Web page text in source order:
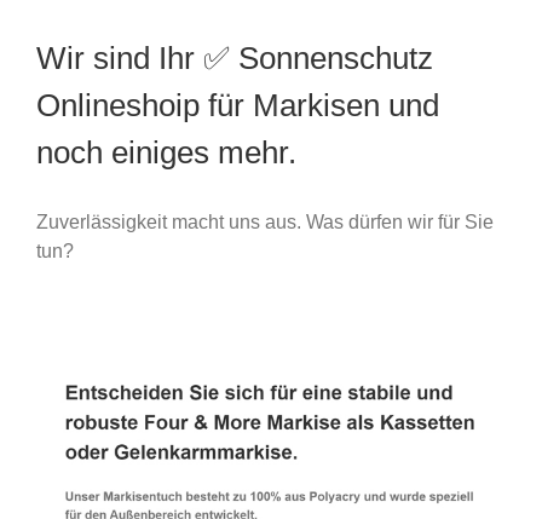
Wir sind Ihr ✅ Sonnenschutz
Onlineshoip für Markisen und
noch einiges mehr.
Zuverlässigkeit macht uns aus. Was dürfen wir für Sie
tun?